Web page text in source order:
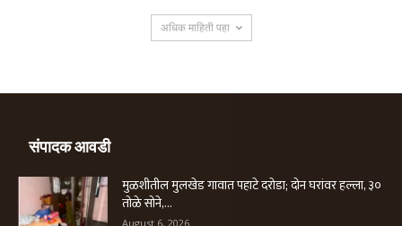
अधिक माहिती पहा
संपादक आवडी
मुळशीतील मुलखेड गावात पहाटे दरोडा; दोन घरांवर हल्ला, ३०
तोळे सोने,...
August 6, 2026